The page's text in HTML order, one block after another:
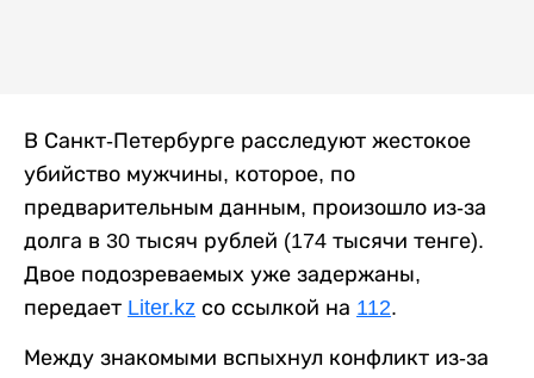
В Санкт-Петербурге расследуют жестокое
убийство мужчины, которое, по
предварительным данным, произошло из-за
долга в 30 тысяч рублей (174 тысячи тенге).
Двое подозреваемых уже задержаны,
передает Liter.kz со ссылкой на 112.
Между знакомыми вспыхнул конфликт из-за